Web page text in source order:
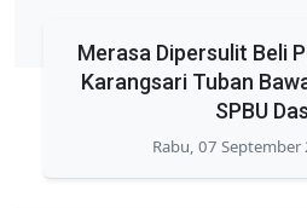
Merasa Dipersulit Beli
Karangsari Tuban
SPBU
Rabu, 07